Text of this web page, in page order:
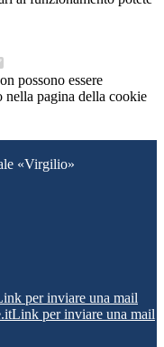
possono essere
nella pagina della cookie
«Virgilio»
per inviare una mail
Link per inviare una mail